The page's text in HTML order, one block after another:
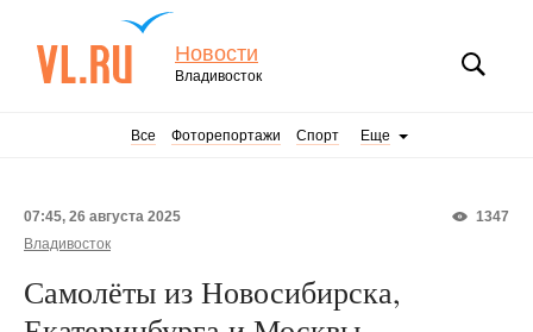
Новости
Владивосток
Все Фоторепортажи Спорт Еще
1347
07:45, 26 августа 2025
Владивосток
Самолёты из Новосибирска,